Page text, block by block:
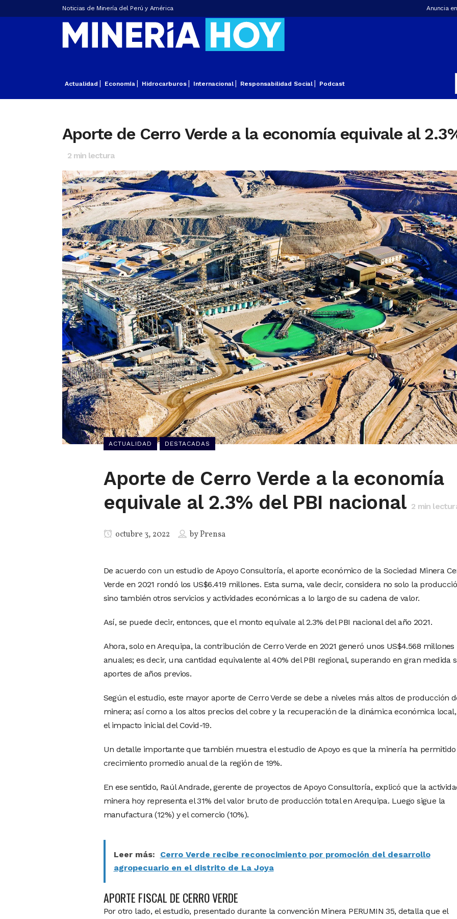
Noticias de Minería del Perú y América Anuncia
Actualidad Economía Hidrocarburos Internacional Responsabilidad Social Podcast
Aporte de Cerro Verde a la economía equivale al
2 min lectura
ACTUALIDAD DESTACADAS
Aporte de Cerro Verde a la economía
equivale al 2.3% del PBI nacional 2 min
octubre 3, 2022 byPrensa
De acuerdo con un estudio de Apoyo Consultoría, el aporte económico de la Sociedad Minera
Verde en 2021 rondó los US$6.419 millones. Esta suma, vale decir, considera no solo la
sino también otros servicios y actividades económicas a lo largo de su cadena de valor.
Así, se puede decir, entonces, que el monto equivale al 2.3% del PBI nacional del año 2021.
Ahora, solo en Arequipa, la contribución de Cerro Verde en 2021 generó unos US$4.568 millones
anuales; es decir, una cantidad equivalente al 40% del PBI regional, superando en gran medida
aportes de años previos.
Según el estudio, este mayor aporte de Cerro Verde se debe a niveles más altos de producción
minera; así como a los altos precios del cobre y la recuperación de la dinámica económica
el impacto inicial del Covid-19.
Un detalle importante que también muestra el estudio de Apoyo es que la minería ha
crecimiento promedio anual de la región de 19%.
En ese sentido, Raúl Andrade, gerente de proyectos de Apoyo Consultoría, explicó que la
minera hoy representa el 31% del valor bruto de producción total en Arequipa. Luego sigue la
manufactura (12%) y el comercio (10%).
Leer más:
Cerro Verde recibe reconocimiento por promoción del desarrollo
agropecuario en el distrito de La Joya
APORTE FISCAL DE CERRO VERDE
Por otro lado, el estudio, presentado durante la convención Minera PERUMIN 35, detalla que el